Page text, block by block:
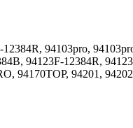
94103pro,
94123F-12384R,
94170TOP, 94201,